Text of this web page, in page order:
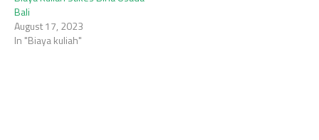
Bali
August 17, 2023
In "Biaya kuliah"